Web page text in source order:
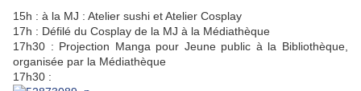
15h : à la MJ : Atelier sushi et Atelier Cosplay
17h : Défilé du Cosplay de la MJ à la Médiathèque
17h30 : Projection Manga pour Jeune public à la Bibliothèque,
organisée par la Médiathèque
17h30 :